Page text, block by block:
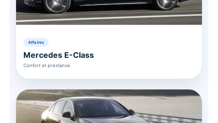
Affaires
Mercedes E-Class
Confort et prestance.